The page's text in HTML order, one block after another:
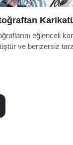
eğlenceli
ve benzersiz